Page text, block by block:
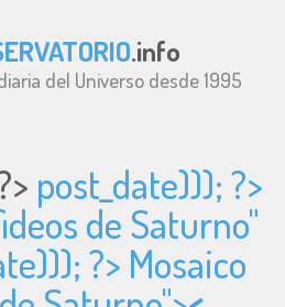
.info
del Universo desde 1995
post_date))); ?>
de Saturno"
?> Mosaico